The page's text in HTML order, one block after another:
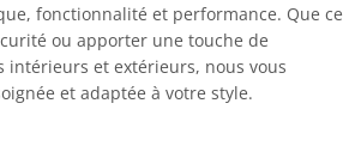
fonctionnalité et performance. Que ce
ou apporter une touche de
intérieurs et extérieurs, nous vous
et adaptée à votre style.